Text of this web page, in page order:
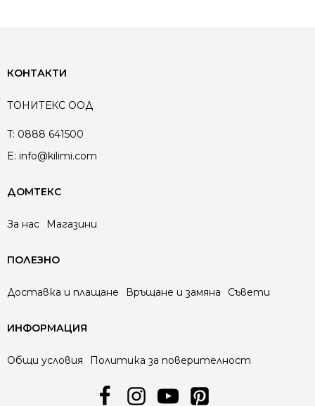
КОНТАКТИ
ТОНИТЕКС ООД
T: 0888 641500
E: info@kilimi.com
ДОМТЕКС
За нас Магазини
ПОЛЕЗНО
Доставка и плащане Връщане и замяна Съвети
ИНФОРМАЦИЯ
Общи условия Политика за поверителност